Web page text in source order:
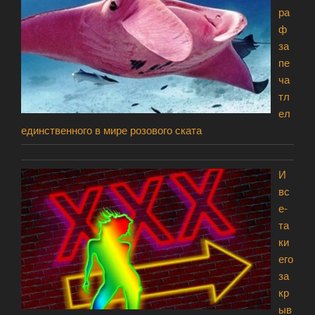
ра
ф
за
пе
ча
тл
ел
единственного в мире розового ската
И
вс
е-
та
ки
его
за
кр
ыв